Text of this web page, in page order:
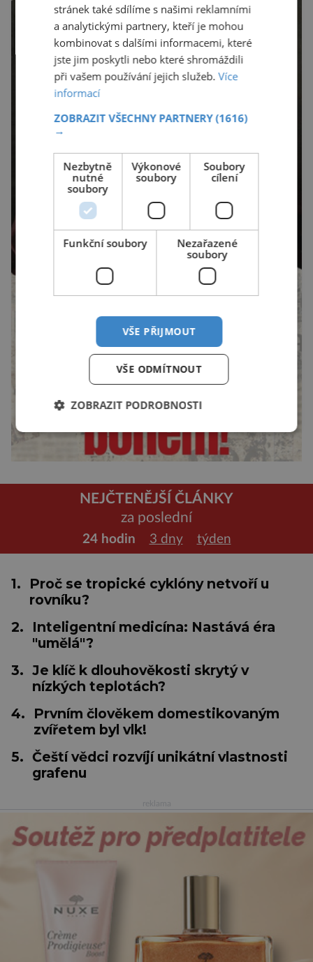
NEJČTENĚJŠÍ ČLÁNKY
za poslední
24 hodin 3 dny týden
1.
Proč se tropické cyklóny netvoří u
rovníku?
2.
Inteligentní medicína: Nastává éra
"umělá"?
3. Je klíč k dlouhověkosti skrytý v
nízkých teplotách?
4.
Prvním člověkem domestikovaným
zvířetem byl vlk!
5. Čeští vědci rozvíjí unikátní vlastnosti
grafenu
stránek také sdílíme s našimi reklamními
a analytickými partnery, kteří je mohou
kombinovat s dalšími informacemi, které
jste jim poskytli nebo které shromáždili
při vašem používání jejich služeb.Více
informací
ZOBRAZIT VŠECHNY PARTNERY(1616)
→
Nezbytně
nutné
soubory
Výkonové
soubory
Soubory
cílení
Funkční soubory
Nezařazené
soubory
VŠE PŘIJMOUT
VŠE ODMÍTNOUT
ZOBRAZIT PODROBNOSTI